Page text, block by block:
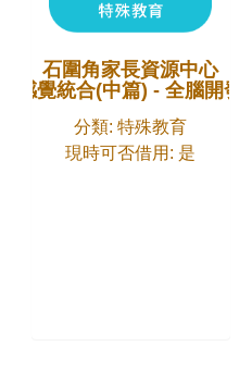
石圍角家長資源中心
感覺統合(中篇) - 全腦開發
分類: 特殊教育
現時可否借用: 是